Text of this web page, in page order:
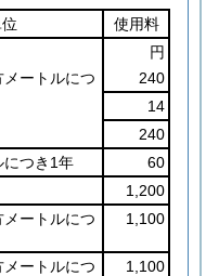
使用料
円
ートルにつ
240
14
240
につき1年
60
1,200
ートルにつ
1,100
ートルにつ
1,100